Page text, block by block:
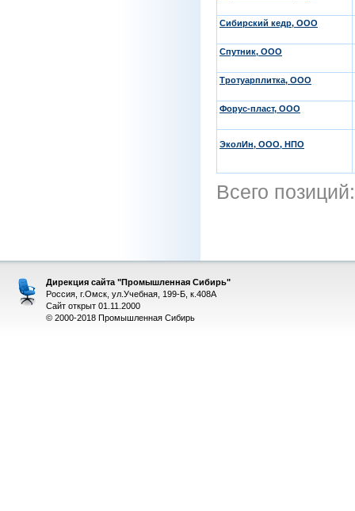
Сибирский кедр, ООО
Спутник, ООО
Тротуарплитка, ООО
Форус-пласт, ООО
ЭколИн, ООО, НПО
Всего
Дирекция сайта "Промышленная Сибирь"
Россия, г.Омск, ул.Учебная, 199-Б, к.408А
Сайт открыт 01.11.2000
© 2000-2018 Промышленная Сибирь